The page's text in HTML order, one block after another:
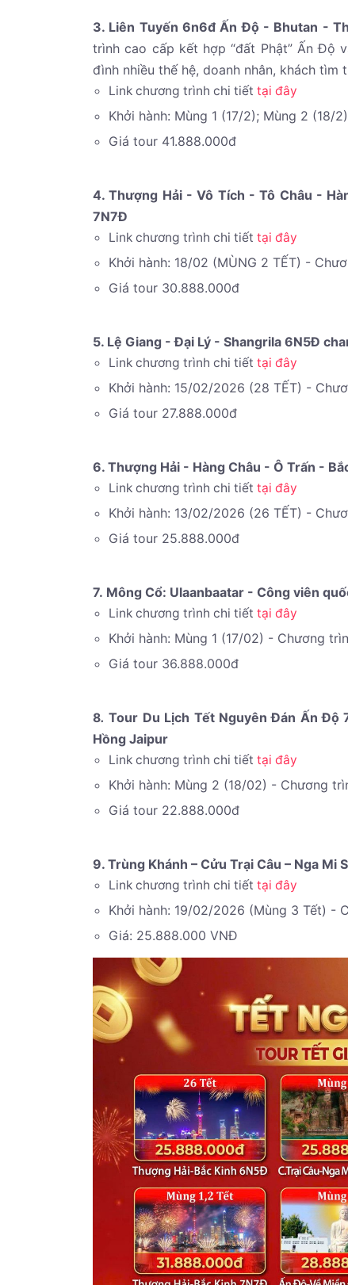
3. Liên Tuyến 6n6đ Ấn Độ - Bhutan -
trình cao cấp kết hợp “đất Phật” Ấn Độ
đình nhiều thế hệ, doanh nhân, khách tìm
Link chương trình chi tiết tại đây
Khởi hành: Mùng 1 (17/2); Mùng 2 (18/
Giá tour 41.888.000đ
4. Thượng Hải - Vô Tích - Tô Châu -
7N7Đ
Link chương trình chi tiết tại đây
Khởi hành: 18/02 (MÙNG 2 TẾT) -
Giá tour 30.888.000đ
5. Lệ Giang - Đại Lý - Shangrila 6N5Đ
Link chương trình chi tiết tại đây
Khởi hành: 15/02/2026 (28 TẾT) -
Giá tour 27.888.000đ
6. Thượng Hải - Hàng Châu - Ô Trấn -
Link chương trình chi tiết tại đây
Khởi hành: 13/02/2026 (26 TẾT) -
Giá tour 25.888.000đ
7. Mông Cổ: Ulaanbaatar - Công viên
Link chương trình chi tiết tại đây
Khởi hành: Mùng 1 (17/02) - Chương
Giá tour 36.888.000đ
8. Tour Du Lịch Tết Nguyên Đán Ấn Độ
Hồng Jaipur
Link chương trình chi tiết tại đây
Khởi hành: Mùng 2 (18/02) - Chương
Giá tour 22.888.000đ
9. Trùng Khánh – Cửu Trại Câu – Nga Mi
Link chương trình chi tiết tại đây
Khởi hành: 19/02/2026 (Mùng 3 Tết) -
Giá: 25.888.000 VNĐ